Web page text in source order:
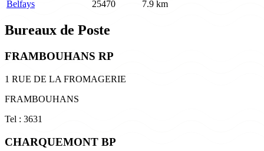
Belfays
25470 7.9 km
Bureaux de Poste
FRAMBOUHANS RP
1 RUE DE LA FROMAGERIE
FRAMBOUHANS
Tel : 3631
CHARQUEMONT BP